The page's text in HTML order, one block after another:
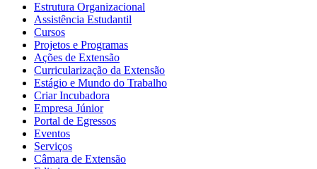
Estrutura Organizacional
Assistência Estudantil
Cursos
Projetos e Programas
Ações de Extensão
Curricularização da Extensão
Estágio e Mundo do Trabalho
Criar Incubadora
Empresa Júnior
Portal de Egressos
Eventos
Serviços
Câmara de Extensão